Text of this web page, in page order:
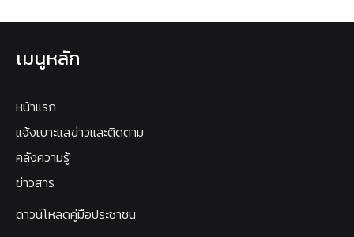
เมนูหลัก
หน้าแรก
แจ้งเบาะแสข่าวและติดตาม
คลังความรู้
ข่าวสาร
ดาวน์โหลดคู่มือประชาชน